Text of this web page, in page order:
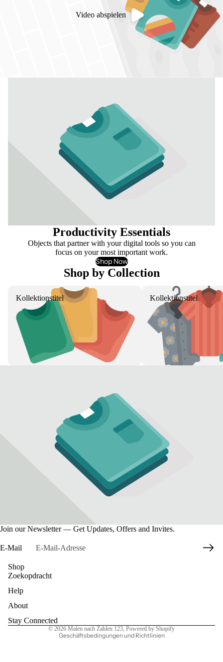
Video abspielen
Productivity Essentials
Objects that partner with your digital tools so you can
focus on your most important work.
Shop Now
Shop by Collection
Kollektionstitel Kollektionstitel
Join our Newsletter — Get Updates, Offers and Invites.
E-Mail
Shop
Zoekopdracht
Help
About
Stay Connected
© 2026 Malen nach Zahlen 123, Powered by Shopify
Geschäftsbedingungen und Richtlinien
Datenschutzerklärung
Widerrufsrecht
AGB
Kontaktinformationen